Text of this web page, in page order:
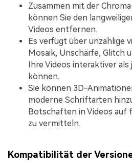
Zusammen mit der
können Sie den
Videos entfernen.
Es verfügt über unzählige
Mosaik, Unschärfe, Glitch
Ihre Videos interaktiver
können.
Sie können 3D-
moderne Schriftarten
Botschaften in Videos auf
zu vermitteln.
Kompatibilität der